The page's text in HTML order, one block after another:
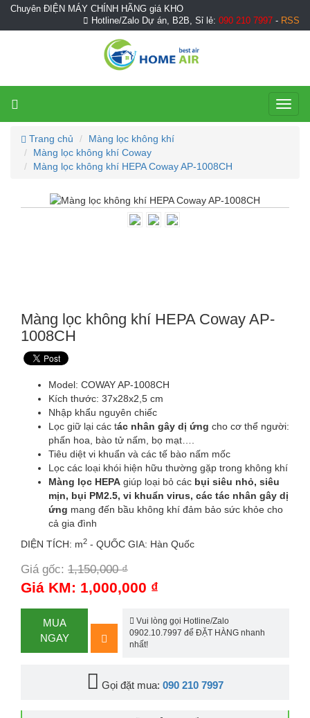
Chuyên ĐIỆN MÁY CHÍNH HÃNG giá KHO
Hotline/Zalo Dự án, B2B, Sỉ lẻ: 090 210 7997 - RSS
Trang chủ
Màng lọc không khí
Màng lọc không khí Coway
Màng lọc không khí HEPA Coway AP-1008CH
Màng lọc không khí HEPA Coway AP-
1008CH
Model: COWAY AP-1008CH
Kích thước: 37x28x2,5 cm
Nhập khẩu nguyên chiếc
Lọc giữ lại các tác nhân gây dị ứng cho cơ thể người:
phấn hoa, bào tử nấm, bọ mạt….
Tiêu diệt vi khuẩn và các tế bào nấm mốc
Lọc các loại khói hiện hữu thường gặp trong không khí
Màng lọc HEPA giúp loại bỏ các bụi siêu nhỏ, siêu
mịn, bụi PM2.5, vi khuẩn virus, các tác nhân gây dị
ứng mang đến bầu không khí đảm bảo sức khỏe cho
cả gia đình
DIỆN TÍCH: m2 - QUỐC GIA: Hàn Quốc
Giá gốc: 1,150,000 ₫
Giá KM: 1,000,000 ₫
MUA
NGAY
Vui lòng gọi Hotline/Zalo
0902.10.7997 để ĐẶT HÀNG nhanh
nhất!
Gọi đặt mua: 090 210 7997